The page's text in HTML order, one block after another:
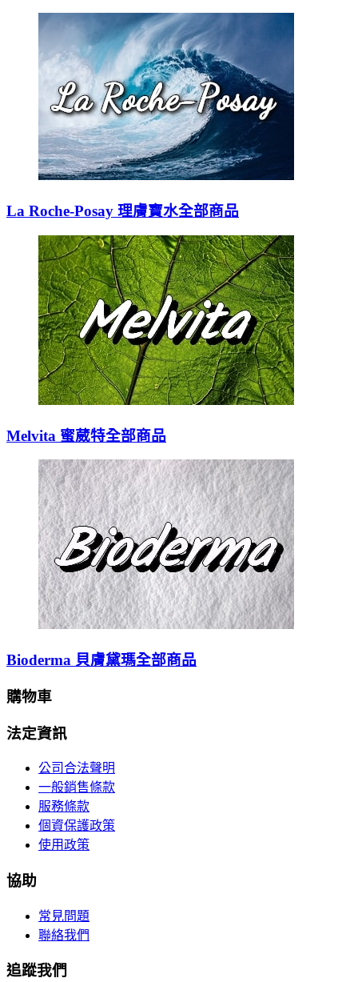
La Roche-Posay 理膚寶水全部商品
Melvita 蜜葳特全部商品
Bioderma 貝膚黛瑪全部商品
購物車
法定資訊
公司合法聲明
一般銷售條款
服務條款
個資保護政策
使用政策
協助
常見問題
聯絡我們
追蹤我們